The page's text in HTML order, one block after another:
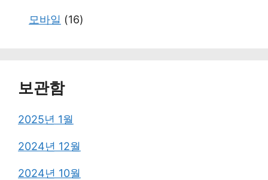
모바일 (16)
보관함
2025년 1월
2024년 12월
2024년 10월